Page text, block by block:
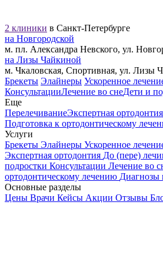
2 клиники в Санкт-Петербурге
на Новгородской
м. пл. Александра Невского, ул.
на Лизы Чайкиной
м. Чкаловская, Спортивная, ул. Лизы
Брекеты Элайнеры Ускоренное
КонсультацииЛечение во снеДети и
Еще
ПерелечиваниеЭкспертная ортодонтия
Подготовка к ортодонтическому
Услуги
Брекеты Элайнеры Ускоренное
Экспертная ортодонтия До (пере)
подростки Консультации Лечение во
ортодонтическому лечению Диагнозы
Основные разделы
Цены Врачи Кейсы Акции Отзывы